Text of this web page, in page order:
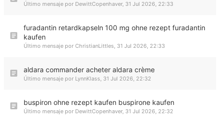
Último mensaje por DewittCopenhaver, 31 Jul 2026, 22:33
furadantin retardkapseln 100 mg ohne rezept furadantin
kaufen
Último mensaje por ChristianLittles, 31 Jul 2026, 22:33
aldara commander acheter aldara crème
Último mensaje por LynnKlass, 31 Jul 2026, 22:32
buspiron ohne rezept kaufen buspirone kaufen
Último mensaje por DewittCopenhaver, 31 Jul 2026, 22:32